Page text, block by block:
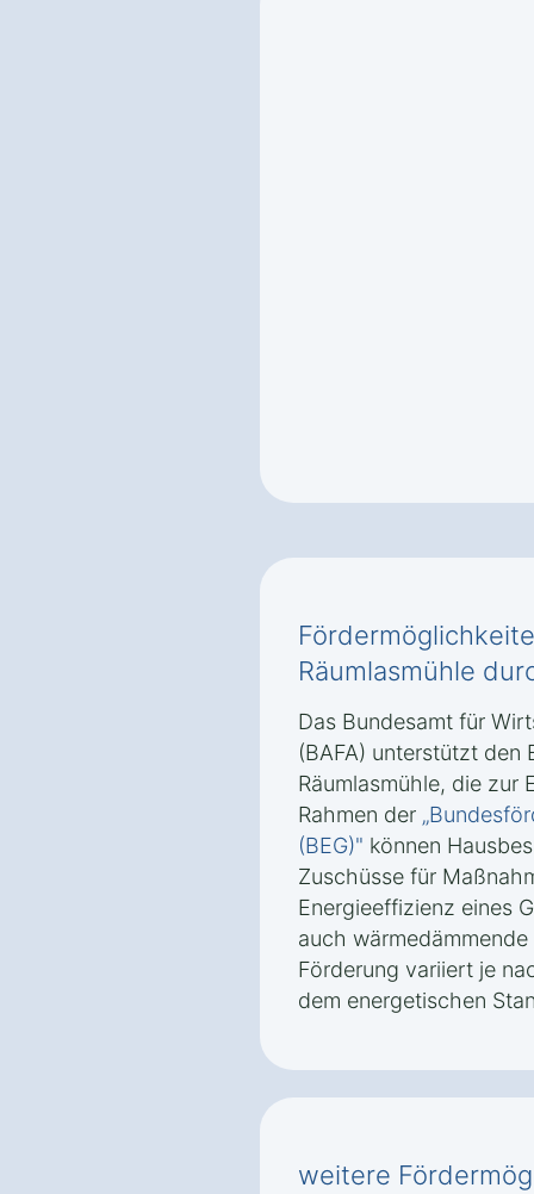
Räumlasmühle
Das Bundesamt für
(BAFA) unterstützt den
Räumlasmühle, die zur
Rahmen der
(BEG)" können
Zuschüsse für
Energieeffizienz eines
auch
Förderung variiert je
dem energetischen
weitere